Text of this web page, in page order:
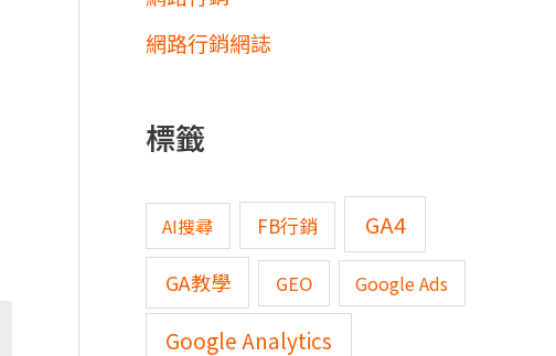
網路行銷網誌
標籤
AI搜尋 FB行銷 GA4
GA教學 GEO Google Ads
Google Analytics